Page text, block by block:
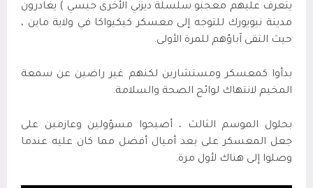
يتعرف عليهم معجبو سلسلة ديزني الأخرى جيسي ) يغادرون
مدينة نيويورك للتوجه إلى معسكر كيكيواكا في ولاية ماين ،
حيث التقى آباؤهم للمرة الأولى.
بدأوا كمعسكر ومستشارين لكنهم غير راضين عن سمعة
المخيم لانتهاك لوائح الصحة والسلامة.
بحلول الموسم الثالث ، أصبحوا مسؤولين وعازمين على
جعل المعسكر على بعد أميال أفضل مما كان عليه عندما
وصلوا إلى هناك لأول مرة.